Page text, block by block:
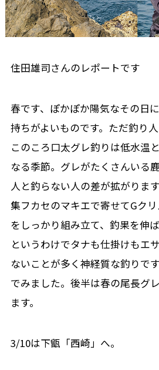
住田雄司さんのレポートです
春です、ぽかぽか陽気なその日
持ちがよいものです。ただ釣り
このころ口太グレ釣りは低水温
なる季節。グレがたくさんいる
人と釣らない人の差が拡がりま
集フカセのマキエで寄せてGク
をしっかり組み立て、釣果を伸
というわけでタナも仕掛けもエ
ないことが多く神経質な釣りで
でみました。後半は春の尾長グ
ます。
3/10は下甑「西崎」へ。